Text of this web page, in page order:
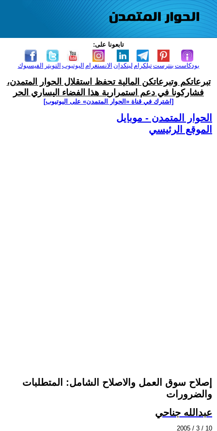
تابعونا على:
الفيسبوك التويتر اليوتيوب الانستغرام لينكدإن تيلكرامبنترست بودكاست
تبرعاتكم وتبرعاتكن المالية تحفظ استقلال الحوار المتمدن،
فشاركونا في دعم استمرارية هذا الفضاء اليساري الحر
[اشترك في قناة ‫«الحوار المتمدن» على اليوتيوب]
الحوار المتمدن - موبايل
الموقع الرئيسي
إصلاح سوق العمل والاصلاح الشامل: المتطلبات
والضرورات
عبدالله جناحي
2005 / 3 / 10